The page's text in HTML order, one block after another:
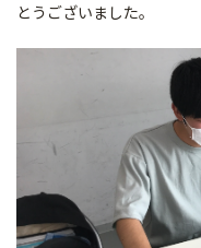
とうございました。